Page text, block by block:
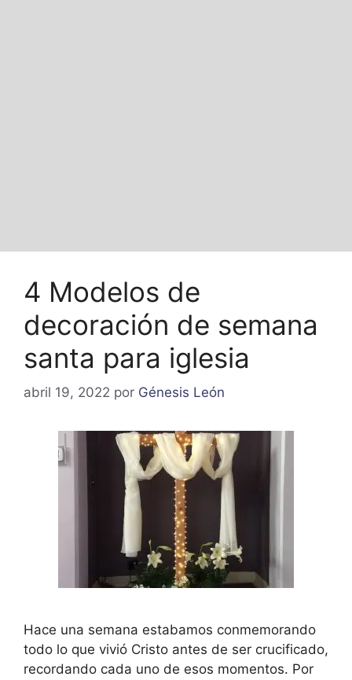
4 Modelos de
decoración de semana
santa para iglesia
abril 19, 2022 por Génesis León
Hace una semana estabamos conmemorando
todo lo que vivió Cristo antes de ser crucificado,
recordando cada uno de esos momentos. Por